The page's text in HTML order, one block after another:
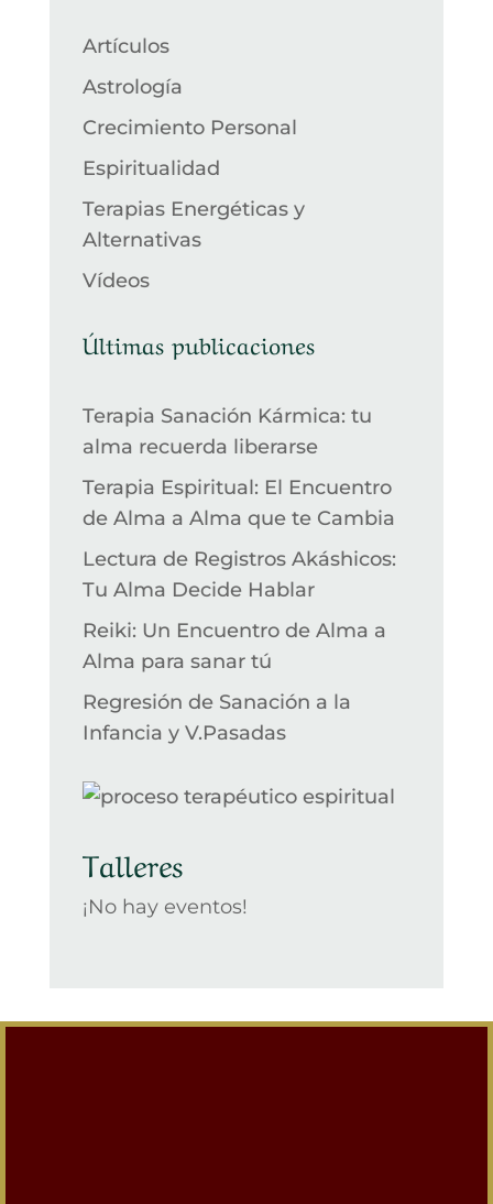
Artículos
Astrología
Crecimiento Personal
Espiritualidad
Terapias Energéticas y
Alternativas
Vídeos
Últimas publicaciones
Terapia Sanación Kármica: tu
alma recuerda liberarse
Terapia Espiritual: El Encuentro
de Alma a Alma que te Cambia
Lectura de Registros Akáshicos:
Tu Alma Decide Hablar
Reiki: Un Encuentro de Alma a
Alma para sanar tú
Regresión de Sanación a la
Infancia y V.Pasadas
Talleres
¡No hay eventos!